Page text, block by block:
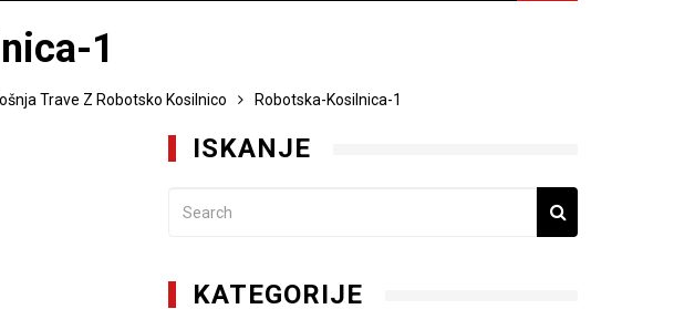
1
Trave Z Robotsko Kosilnico Robotska-Kosilnica-1
ISKANJE
KATEGORIJE